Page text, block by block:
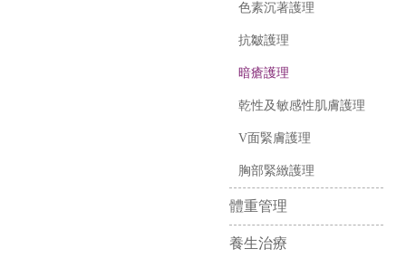
色素沉著護理
抗皺護理
暗瘡護理
乾性及敏感性肌膚護理
V面緊膚護理
胸部緊緻護理
體重管理
養生治療